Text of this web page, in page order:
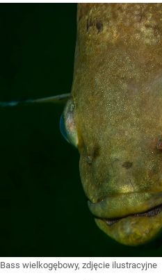
Bass wielkogębowy, zdjęcie ilustracyjne